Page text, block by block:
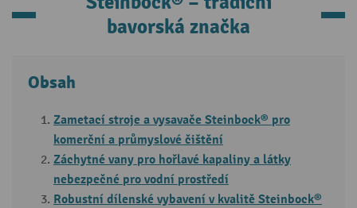
bavorská značka
Obsah
Zametací stroje a vysavače Steinbock® pro
komerční a průmyslové čištění
Záchytné vany pro hořlavé kapaliny a látky
nebezpečné pro vodní prostředí
Robustní dílenské vybavení v kvalitě Steinbock®